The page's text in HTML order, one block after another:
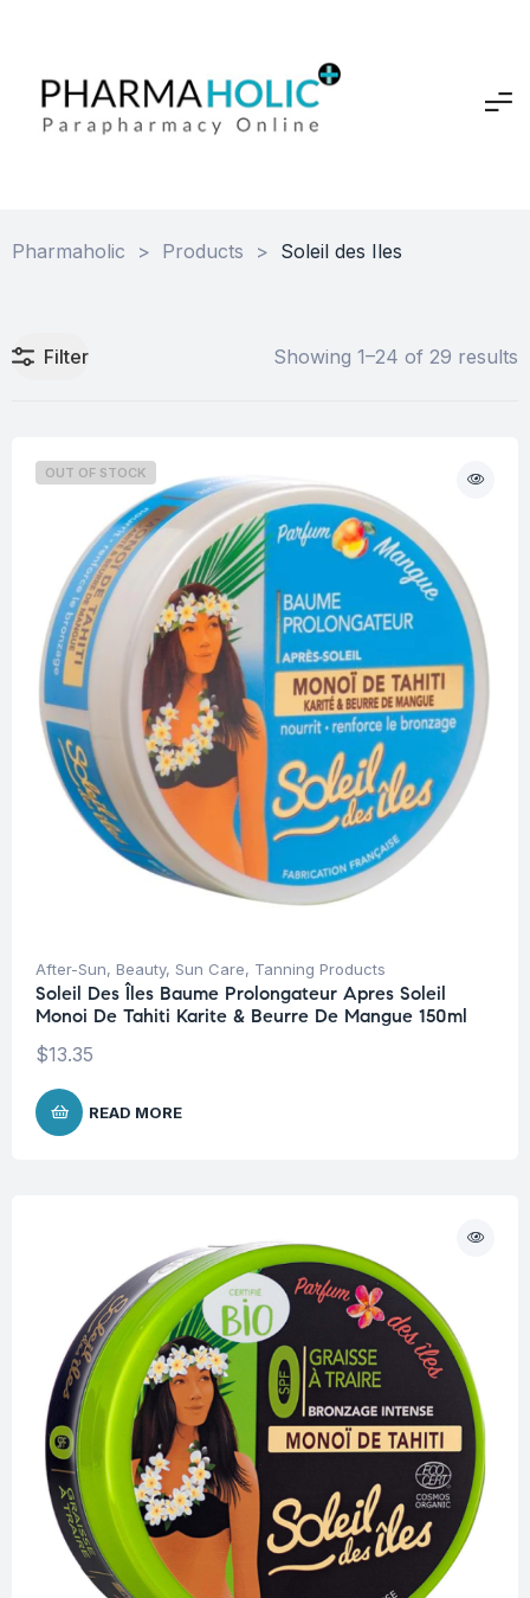
Pharmaholic > Products > Soleil des Iles
Filter Showing 1–24 of 29 results
OUT OF STOCK
After-Sun, Beauty, Sun Care, Tanning Products
Soleil Des Îles Baume Prolongateur Apres Soleil
Monoi De Tahiti Karite & Beurre De Mangue 150ml
$13.35
READ MORE